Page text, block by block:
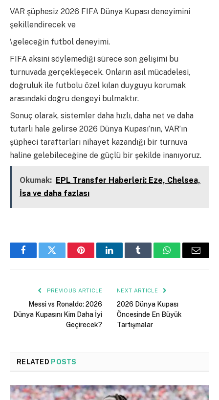
VAR şüphesiz 2026 FIFA Dünya Kupası deneyimini
şekillendirecek ve
\geleceğin futbol deneyimi.
FIFA aksini söylemediği sürece son gelişimi bu
turnuvada gerçekleşecek. Onların asıl mücadelesi,
doğruluk ile futbolu özel kılan duyguyu korumak
arasındaki doğru dengeyi bulmaktır.
Sonuç olarak, sistemler daha hızlı, daha net ve daha
tutarlı hale gelirse 2026 Dünya Kupası’nın, VAR’ın
şüpheci taraftarları nihayet kazandığı bir turnuva
haline gelebileceğine de güçlü bir şekilde inanıyoruz.
Okumak: EPL Transfer Haberleri: Eze, Chelsea,
İsa ve daha fazlası
FacebookTwitter PinterestLinkedInTumblr WhatsAppEmail
PREVIOUS ARTICLE
Messi vs Ronaldo: 2026
Dünya Kupasını Kim Daha İyi
Geçirecek?
NEXT ARTICLE
2026 Dünya Kupası
Öncesinde En Büyük
Tartışmalar
RELATED POSTS